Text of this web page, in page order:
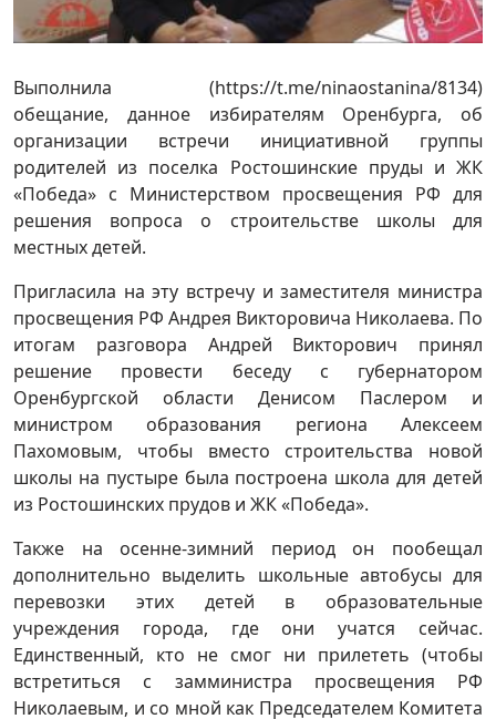
Выполнила (https://t.me/ninaostanina/8134)
обещание, данное избирателям Оренбурга, об
организации встречи инициативной группы
родителей из поселка Ростошинские пруды и ЖК
«Победа» с Министерством просвещения РФ для
решения вопроса о строительстве школы для
местных детей.
Пригласила на эту встречу и заместителя министра
просвещения РФ Андрея Викторовича Николаева. По
итогам разговора Андрей Викторович принял
решение провести беседу с губернатором
Оренбургской области Денисом Паслером и
министром образования региона Алексеем
Пахомовым, чтобы вместо строительства новой
школы на пустыре была построена школа для детей
из Ростошинских прудов и ЖК «Победа».
Также на осенне-зимний период он пообещал
дополнительно выделить школьные автобусы для
перевозки этих детей в образовательные
учреждения города, где они учатся сейчас.
Единственный, кто не смог ни прилететь (чтобы
встретиться с замминистра просвещения РФ
Николаевым, и со мной как Председателем Комитета